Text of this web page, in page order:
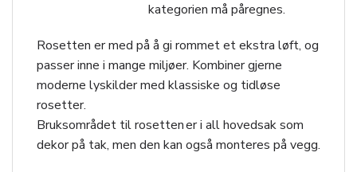
kategorien må påregnes.
Rosetten er med på å gi rommet et ekstra løft, og
passer inne i mange miljøer. Kombiner gjerne
moderne lyskilder med klassiske og tidløse
rosetter.
Bruksområdet til rosetten er i all hovedsak som
dekor på tak, men den kan også monteres på vegg.